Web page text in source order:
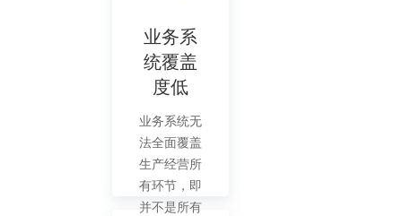
业务系
统覆盖
度低
业务系统无
法全面覆盖
生产经营所
有环节，即
并不是所有